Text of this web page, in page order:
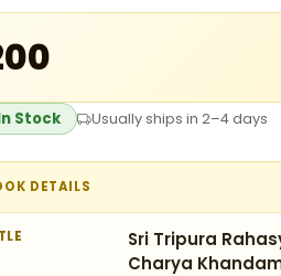
Stock Usually ships in 2–4 days
DETAILS
Sri Tripura
Charya